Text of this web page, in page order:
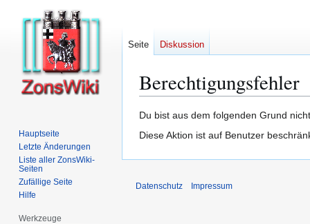
Berechtigungsfehler
Zur
Navigation
Zur
Suche
Du bist aus dem folgenden Grund
Diese Aktion ist auf Benutzer
Seite Diskussion
Hauptseite
Letzte Änderungen
Liste aller ZonsWiki-
Seiten
Zufällige Seite
Hilfe
Werkzeuge
Datenschutz Impressum